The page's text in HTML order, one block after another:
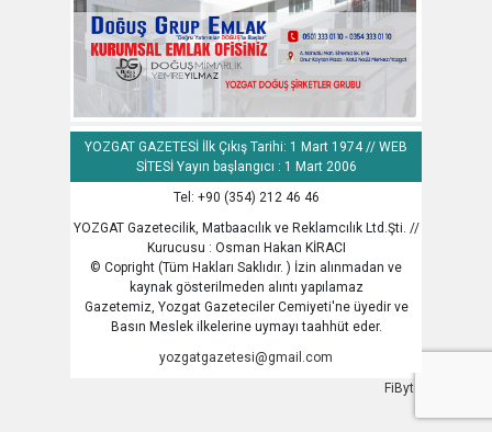
YOZGAT GAZETESİ İlk Çıkış Tarihi: 1 Mart 1974 // WEB
SİTESİ Yayın başlangıcı : 1 Mart 2006
Tel: +90 (354) 212 46 46
YOZGAT Gazetecilik, Matbaacılık ve Reklamcılık Ltd.Şti. //
Kurucusu : Osman Hakan KİRACI
© Copright (Tüm Hakları Saklıdır. ) İzin alınmadan ve
kaynak gösterilmeden alıntı yapılamaz
Gazetemiz, Yozgat Gazeteciler Cemiyeti'ne üyedir ve
Basın Meslek ilkelerine uymayı taahhüt eder.
yozgatgazetesi@gmail.com
FiByte